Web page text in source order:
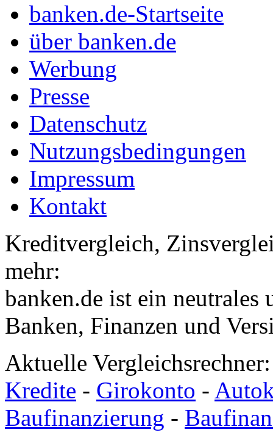
banken.de-Startseite
über banken.de
Werbung
Presse
Datenschutz
Nutzungsbedingungen
Impressum
Kontakt
Kreditvergleich,
mehr:
banken.de ist ein neutrales
Banken, Finanzen und
Aktuelle
Kredite - Girokonto -
Baufinanzierung -